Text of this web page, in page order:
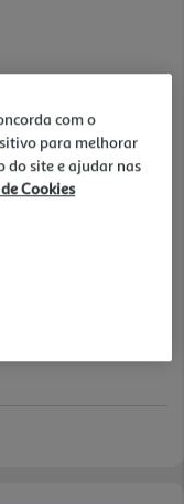
com o
para melhorar
do site e ajudar nas
Cookies